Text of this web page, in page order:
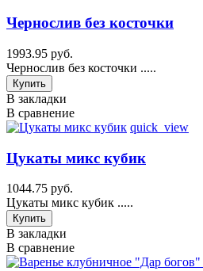
Чернослив без косточки
1993.95 руб.
Чернослив без косточки .....
Купить
В закладки
В сравнение
quick_view
Цукаты микс кубик
1044.75 руб.
Цукаты микс кубик .....
Купить
В закладки
В сравнение